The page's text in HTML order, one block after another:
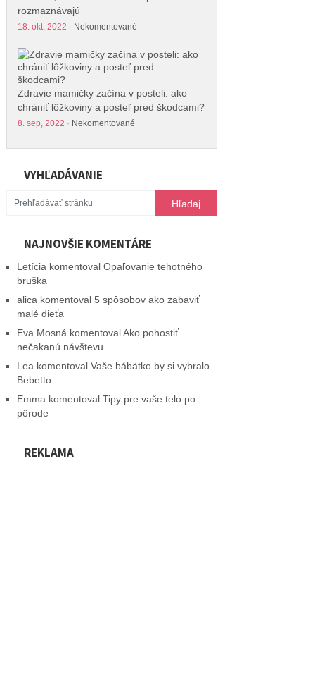
rozmaznávajú
18. okt, 2022 · Nekomentované
Zdravie mamičky začína v posteli: ako
chrániť lôžkoviny a posteľ pred škodcami?
8. sep, 2022 · Nekomentované
VYHĽADÁVANIE
NAJNOVŠIE KOMENTÁRE
Letícia komentoval Opaľovanie tehotného
bruška
alica komentoval 5 spôsobov ako zabaviť
malé dieťa
Eva Mosná komentovalAko pohostiť
nečakanú návštevu
Lea komentoval Vaše bábätko by si vybralo
Bebetto
Emma komentoval Tipy pre vaše telo po
pôrode
REKLAMA